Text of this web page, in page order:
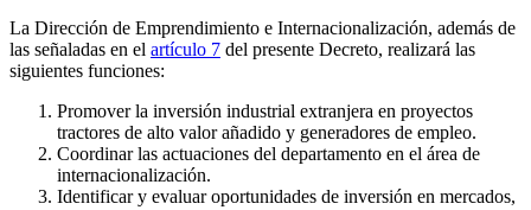
La Dirección de Emprendimiento e Internacionalización, además de
las señaladas en el artículo 7 del presente Decreto, realizará las
siguientes funciones:
Promover la inversión industrial extranjera en proyectos
tractores de alto valor añadido y generadores de empleo.
Coordinar las actuaciones del departamento en el área de
internacionalización.
Identificar y evaluar oportunidades de inversión en mercados,